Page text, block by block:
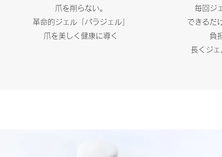
爪を削らない。
革命的ジェル「パラジェル」
爪を美しく健康に導く
毎回ジ
できるだ
負
長くジ